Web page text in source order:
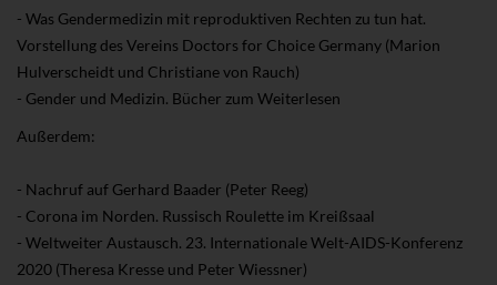
- Was Gendermedizin mit reproduktiven Rechten zu tun hat.
Vorstellung des Vereins Doctors for Choice Germany (Marion
Hulverscheidt und Christiane von Rauch)
- Gender und Medizin. Bücher zum Weiterlesen
Außerdem:
- Nachruf auf Gerhard Baader (Peter Reeg)
- Corona im Norden. Russisch Roulette im Kreißsaal
- Weltweiter Austausch. 23. Internationale Welt-AIDS-Konferenz
2020 (Theresa Kresse und Peter Wiessner)